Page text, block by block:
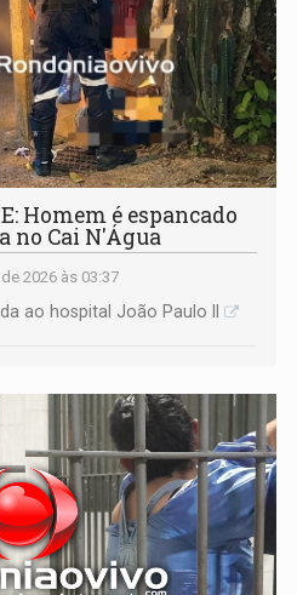
Homem é espancado
no Cai N'Água
2026 às 03:37
ao hospital João Paulo II